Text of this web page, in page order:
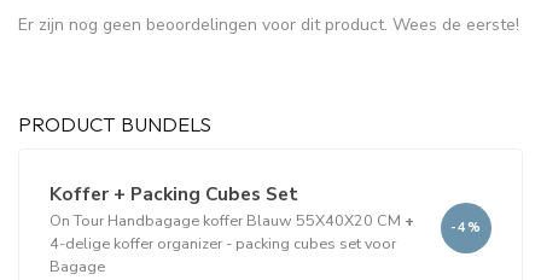
Er zijn nog geen beoordelingen voor dit product. Wees de eerste!
PRODUCT BUNDELS
Koffer + Packing Cubes Set
On Tour Handbagage koffer Blauw 55X40X20 CM +
4-delige koffer organizer - packing cubes set voor
Bagage
-4%